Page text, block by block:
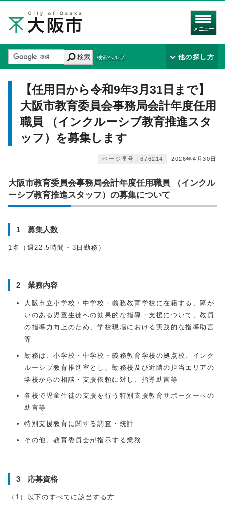
メニュー
検索 検索ヘルプ 他の探し方
【任用日から令和9年3月31日まで】
大阪市教育委員会事務局会計年度任用
職員 （インクルーシブ教育推進スタ
ッフ）を募集します
2026年4月30日
ページ番号：676214
大阪市教育委員会事務局会計年度任用職員 （インクル
ーシブ教育推進スタッフ）の募集について
1 募集人数
1名（週22.5 時間・3日勤務）
2 業務内容
大阪市立小学校・中学校・義務教育学校に在籍する、障が
いのある児童生徒への効果的な指導・支援について、教員
の指導力向上のため、学校現場における実践的な指導助言
等
勤務は、小学校・中学校・義務教育学校の拠点校、インク
ルーシブ教育推進室とし、勤務校及び近隣の担当エリアの
学校からの相談・支援依頼に対し、指導助言等
各校で児童生徒の支援を行う特別支援教育サポーターへの
助言等
特別支援教育に関する調査・統計
その他、教育委員会が指示する業務
3 応募資格
（ 1 ）以下のすべてに該当する方